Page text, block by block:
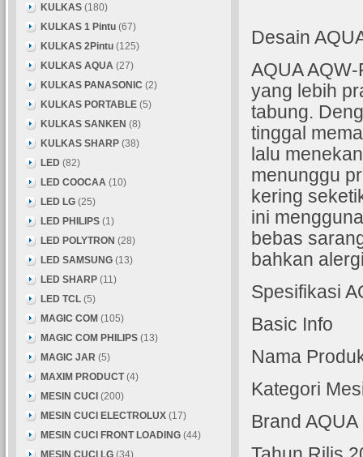
Desain
AQUA
yang lebih
tabung.
tinggal
lalu
menunggu
kering
ini
bebas
bahkan
Spesifikasi
Basic Info
Nama
Kategori
Brand AQUA
KULKAS (180)
KULKAS 1 Pintu (67)
KULKAS 2Pintu (125)
KULKAS AQUA (27)
KULKAS PANASONIC (2)
KULKAS PORTABLE (5)
KULKAS SANKEN (8)
KULKAS SHARP (38)
LED (82)
LED COOCAA (10)
LED LG (25)
LED PHILIPS (1)
LED POLYTRON (28)
LED SAMSUNG (13)
LED SHARP (11)
LED TCL (5)
MAGIC COM (105)
MAGIC COM PHILIPS (13)
MAGIC JAR (5)
MAXIM PRODUCT (4)
MESIN CUCI (200)
MESIN CUCI ELECTROLUX (17)
MESIN CUCI FRONT LOADING (44)
MESIN CUCI LG (34)